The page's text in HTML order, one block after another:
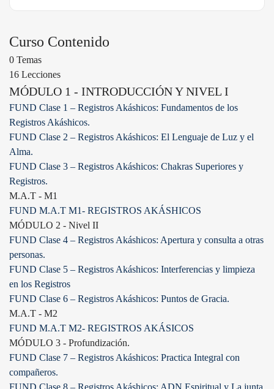
Curso Contenido
0 Temas
16 Lecciones
MÓDULO 1 - INTRODUCCIÓN Y NIVEL I
FUND Clase 1 – Registros Akáshicos: Fundamentos de los
Registros Akáshicos.
FUND Clase 2 – Registros Akáshicos: El Lenguaje de Luz y el
Alma.
FUND Clase 3 – Registros Akáshicos: Chakras Superiores y
Registros.
M.A.T - M1
FUND M.A.T M1- REGISTROS AKÁSHICOS
MÓDULO 2 - Nivel II
FUND Clase 4 – Registros Akáshicos: Apertura y consulta a otras
personas.
FUND Clase 5 – Registros Akáshicos: Interferencias y limpieza
en los Registros
FUND Clase 6 – Registros Akáshicos: Puntos de Gracia.
M.A.T - M2
FUND M.A.T M2- REGISTROS AKÁSICOS
MÓDULO 3 - Profundización.
FUND Clase 7 – Registros Akáshicos: Practica Integral con
compañeros.
FUND Clase 8 – Registros Akáshicos: ADN Espiritual y La junta